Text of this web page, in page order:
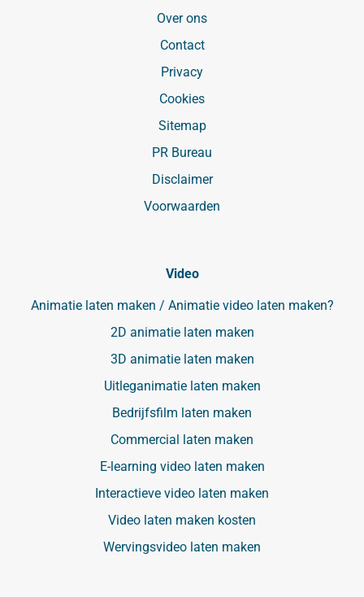
Over ons
Contact
Privacy
Cookies
Sitemap
PR Bureau
Disclaimer
Voorwaarden
Video
Animatie laten maken / Animatie video laten maken?
2D animatie laten maken
3D animatie laten maken
Uitleganimatie laten maken
Bedrijfsfilm laten maken
Commercial laten maken
E-learning video laten maken
Interactieve video laten maken
Video laten maken kosten
Wervingsvideo laten maken